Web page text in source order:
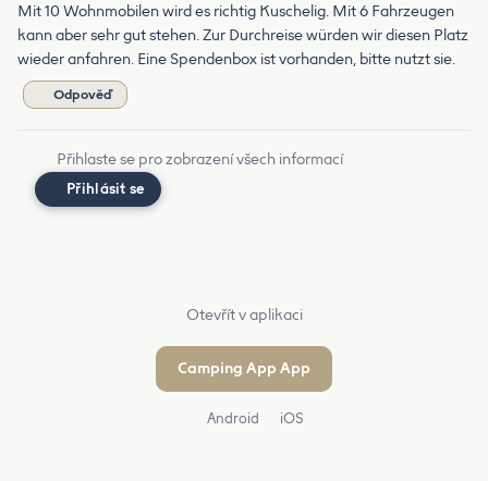
Mit 10 Wohnmobilen wird es richtig Kuschelig. Mit 6 Fahrzeugen
kann aber sehr gut stehen. Zur Durchreise würden wir diesen Platz
wieder anfahren. Eine Spendenbox ist vorhanden, bitte nutzt sie.
Odpověď
Přihlaste se pro zobrazení všech informací
Přihlásit se
Otevřít v aplikaci
Camping App App
Android iOS